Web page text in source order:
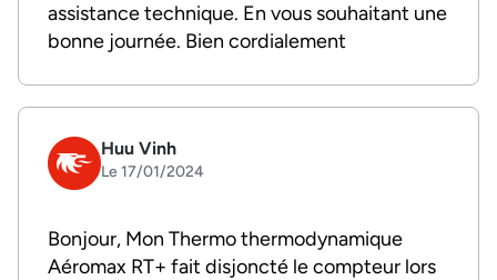
assistance technique. En vous souhaitant une
bonne journée. Bien cordialement
Huu Vinh
Le 17/01/2024
Bonjour, Mon Thermo thermodynamique
Aéromax RT+ fait disjoncté le compteur lors